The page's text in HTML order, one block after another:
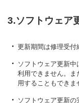
3.ソフトウェア
更新期間は修理受付
ソフトウェア更新
利用できません。ま
用することもできま
ソフトウェア更新